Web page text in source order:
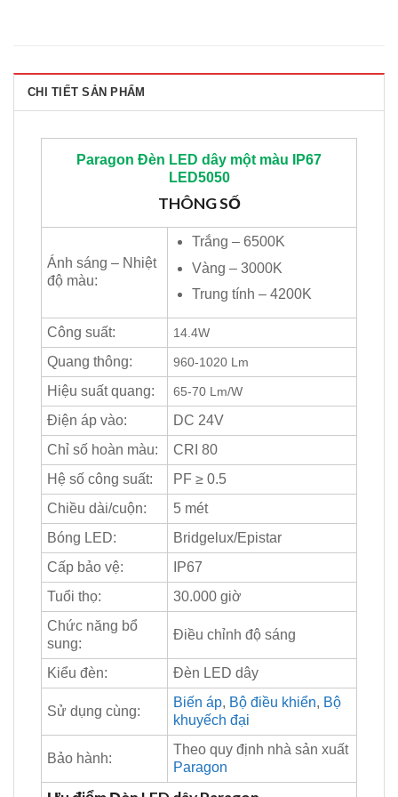
CHI TIẾT SẢN PHẨM
Paragon Đèn LED dây một màu IP67
LED5050
THÔNG SỐ
Ánh sáng – Nhiệt
độ màu:
Trắng – 6500K
Vàng – 3000K
Trung tính – 4200K
Công suất: 14.4W
Quang thông: 960-1020 Lm
Hiệu suất quang: 65-70 Lm/W
Điện áp vào:
DC 24V
Chỉ số hoàn màu:
CRI 80
Hệ số công suất:
PF ≥ 0.5
Chiều dài/cuộn:
5 mét
Bóng LED:
Bridgelux/Epistar
Cấp bảo vệ:
IP67
Tuổi thọ:
30.000 giờ
Chức năng bổ
sung:
Điều chỉnh độ sáng
Kiểu đèn: Đèn LED dây
Sử dụng cùng:
Biến áp, Bộ điều khiển, Bộ
khuyếch đại
Bảo hành:
Theo quy định nhà sản xuất
Paragon